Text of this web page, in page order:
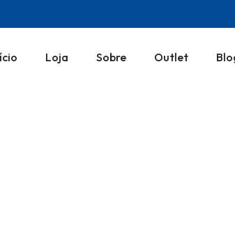
Loja Sobre Outlet